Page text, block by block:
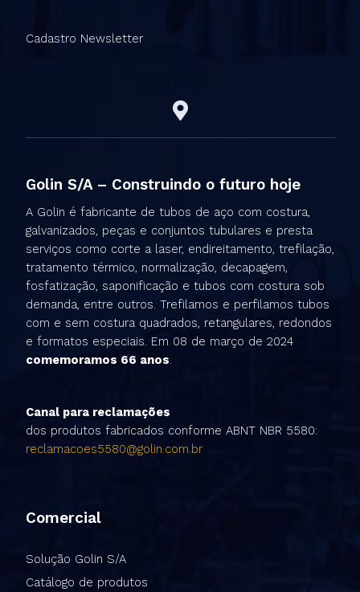
Cadastro Newsletter
Golin S/A – Construindo o futuro hoje
A Golin é fabricante de tubos de aço com costura,
galvanizados, peças e conjuntos tubulares e presta
serviços como corte a laser, endireitamento, trefilação,
tratamento térmico, normalização, decapagem,
fosfatização, saponificação e tubos com costura sob
demanda, entre outros. Trefilamos e perfilamos tubos
com e sem costura quadrados, retangulares, redondos
e formatos especiais. Em 08 de março de 2024
comemoramos 66 anos.
Canal para reclamações
dos produtos fabricados conforme ABNT NBR 5580:
reclamacoes5580@golin.com.br
Comercial
Solução Golin S/A
Catálogo de produtos